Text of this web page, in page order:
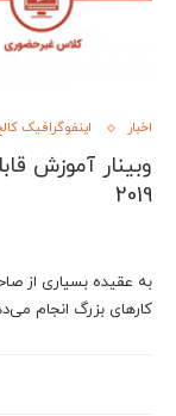
اخبار اینفوگرافیک
وبینار آموزش
2019
به عقیده بسیاری از
کارهای بزرگ انجام